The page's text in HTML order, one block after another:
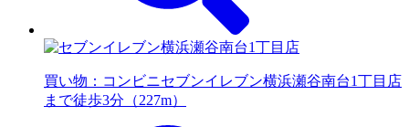
買い物：コンビニセブンイレブン横浜瀬谷南台1丁目店
まで徒歩3分（227m）